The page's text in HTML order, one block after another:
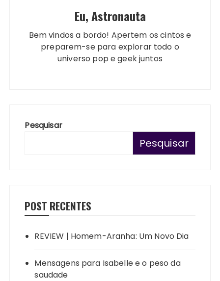
Eu, Astronauta
Bem vindos a bordo! Apertem os cintos e
preparem-se para explorar todo o
universo pop e geek juntos
Pesquisar
Pesquisar
POST RECENTES
REVIEW | Homem-Aranha: Um Novo Dia
Mensagens para Isabelle e o peso da
saudade